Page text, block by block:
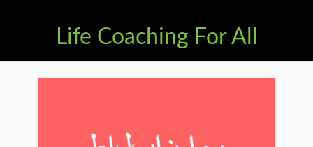
Life Coaching For All